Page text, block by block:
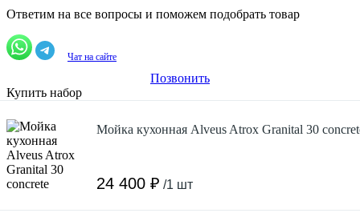
Ответим на все вопросы и поможем подобрать товар
Чат на сайте
Позвонить
Купить набор
Мойка кухонная Alveus Atrox Granital 30
24 400 ₽ /1 шт